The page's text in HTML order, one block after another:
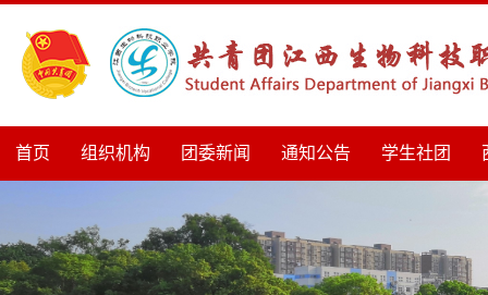
首页 组织机构 团委新闻 通知公告 学生社团